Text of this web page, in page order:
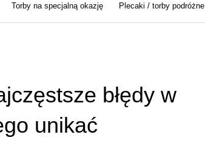
Torby na specjalną okazję Plecaki / torby podróżne
błędy w
unikać